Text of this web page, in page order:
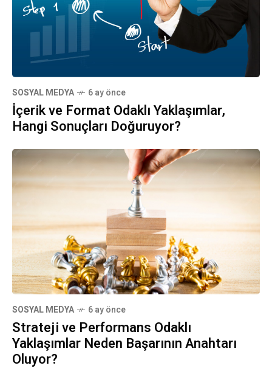
SOSYAL MEDYA 6 ay önce
İçerik ve Format Odaklı Yaklaşımlar,
Hangi Sonuçları Doğuruyor?
SOSYAL MEDYA 6 ay önce
Strateji ve Performans Odaklı
Yaklaşımlar Neden Başarının Anahtarı
Oluyor?